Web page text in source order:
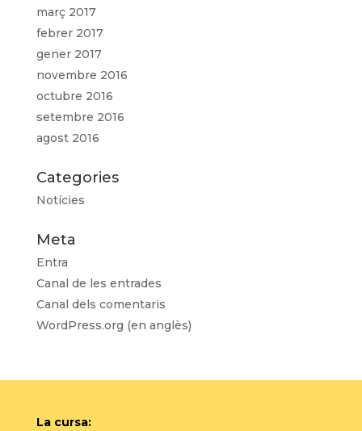
març 2017
febrer 2017
gener 2017
novembre 2016
octubre 2016
setembre 2016
agost 2016
Categories
Notícies
Meta
Entra
Canal de les entrades
Canal dels comentaris
WordPress.org (en anglès)
La cursa: